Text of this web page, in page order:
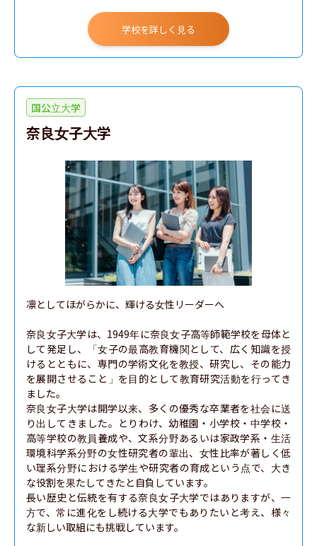
学校を詳しく見る
国公立大学
奈良女子大学
凛としてほがらかに、輝ける女性リーダーへ
奈良女子大学は、1949年に奈良女子高等師範学校を母体と
して発足し、「女子の最高教育機関として、広く知識を授
けるとともに、専門の学術文化を教授、研究し、その能力
を展開させること」を目的として教育研究活動を行ってき
ました。
奈良女子大学は開学以来、多くの優秀な卒業者を社会に送
り出してきました。とりわけ、幼稚園・小学校・中学校・
高等学校の教員養成や、文系分野あるいは家政学系・生活
環境科学系分野の女性研究者の輩出、女性比率が著しく低
い理系分野における学生や研究者の育成という点で、大き
な役割を果たしてきたと自負しています。
長い歴史と伝統を有する奈良女子大学ではありますが、一
方で、常に進化をし続ける大学でもありたいと考え、様々
な新しい取組にも挑戦しています。